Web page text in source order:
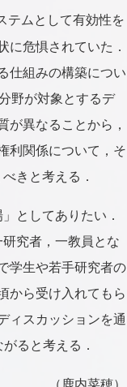
テムとして有効性を
に危惧されていた．
仕組みの構築につい
野が対象とするデ
が異なることから，
利関係について，そ
きと考える．
としてありたい．
究者，一教員とな
学生や若手研究者の
から受け入れてもら
ィスカッションを通
ると考える．
（鹿内菜穂）